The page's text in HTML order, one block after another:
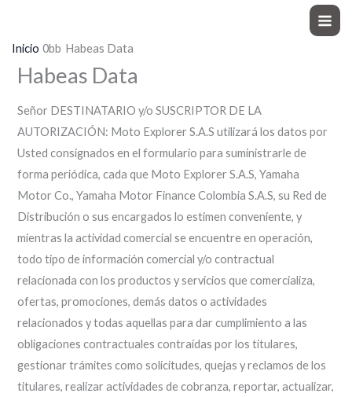
contenido
Inicio Habeas Data
Habeas Data
Señor DESTINATARIO y/o SUSCRIPTOR DE LA
AUTORIZACIÓN: Moto Explorer S.A.S utilizará los datos por
Usted consignados en el formulario para suministrarle de
forma periódica, cada que Moto Explorer S.A.S, Yamaha
Motor Co., Yamaha Motor Finance Colombia S.A.S, su Red de
Distribución o sus encargados lo estimen conveniente, y
mientras la actividad comercial se encuentre en operación,
todo tipo de información comercial y/o contractual
relacionada con los productos y servicios que comercializa,
ofertas, promociones, demás datos o actividades
relacionados y todas aquellas para dar cumplimiento a las
obligaciones contractuales contraídas por los titulares,
gestionar trámites como solicitudes, quejas y reclamos de los
titulares, realizar actividades de cobranza, reportar, actualizar,